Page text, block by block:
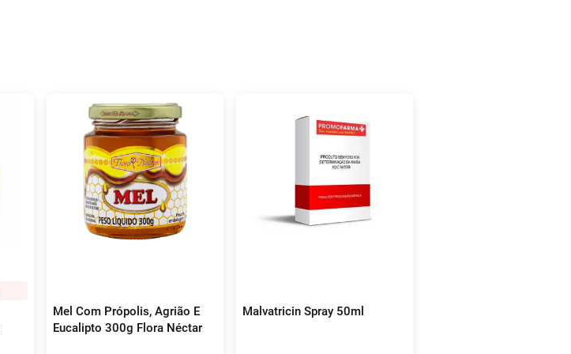
Mel Com Própolis, Agrião E
Eucalipto 300g Flora Néctar
Malvatricin Spray 50ml